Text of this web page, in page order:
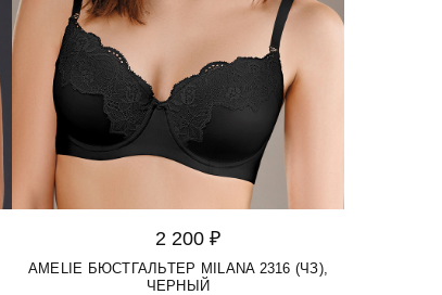
2 200 ₽
AMELIE БЮСТГАЛЬТЕР MILANA 2316 (ЧЗ),
ЧЕРНЫЙ